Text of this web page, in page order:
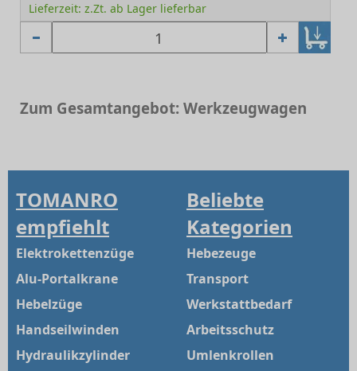
Lieferzeit: z.Zt. ab Lager lieferbar
Zum Gesamtangebot: Werkzeugwagen
TOMANRO
empfiehlt
Elektrokettenzüge
Alu-Portalkrane
Hebelzüge
Handseilwinden
Hydraulikzylinder
Beliebte
Kategorien
Hebezeuge
Transport
Werkstattbedarf
Arbeitsschutz
Umlenkrollen